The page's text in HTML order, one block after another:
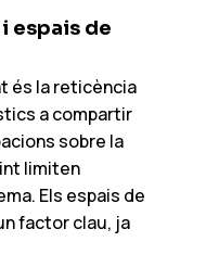
espais de
és la reticència
a compartir
sobre la
limiten
Els espais de
factor clau, ja